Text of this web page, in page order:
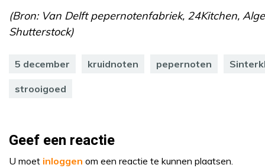
(Bron: Van Delft pepernotenfabriek, 24Kitchen,
Shutterstock)
5 december kruidnoten pepernoten
strooigoed
Geef een reactie
U moet inloggen om een reactie te kunnen plaatsen.